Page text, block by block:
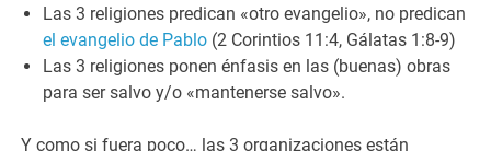
Las 3 religiones predican «otro evangelio», no predican
el evangelio de Pablo (2 Corintios 11:4, Gálatas 1:8-9)
Las 3 religiones ponen énfasis en las (buenas) obras
para ser salvo y/o «mantenerse salvo».
Y como si fuera poco… las 3 organizacionesestán